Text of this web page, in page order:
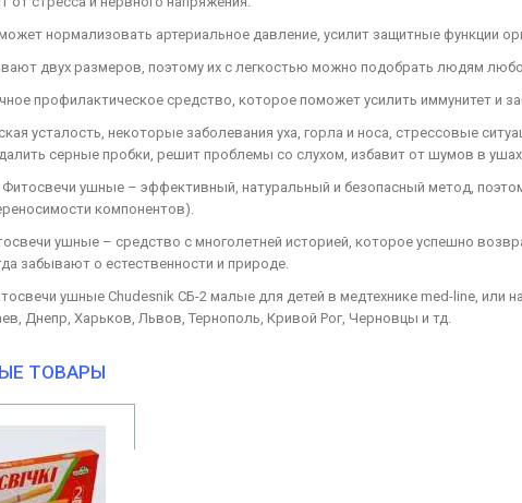
нормализовать артериальное давление, усилит защитные функции
двух размеров, поэтому их с легкостью можно подобрать людям
профилактическое средство, которое поможет усилить иммунитет и
усталость, некоторые заболевания уха, горла и носа, стрессовые
серные пробки, решит проблемы со слухом, избавит от шумов в ушах
Фитосвечи ушные – эффективный, натуральный и безопасный метод,
компонентов).
ушные – средство с многолетней историей, которое успешно
забывают о естественности и природе.
ушные Chudesnik СБ-2 малые для детей в медтехнике med-line, или
Днепр, Харьков, Львов, Тернополь, Кривой Рог, Черновцы и тд.
ТОВАРЫ